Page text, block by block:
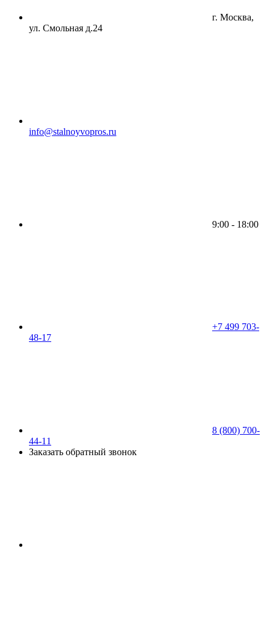
г. Москва,
ул. Смольная д.24
info@stalnoyvopros.ru
9:00 - 18:00
+7 499 703-
48-17
8 (800) 700-
44-11
Заказать обратный звонок